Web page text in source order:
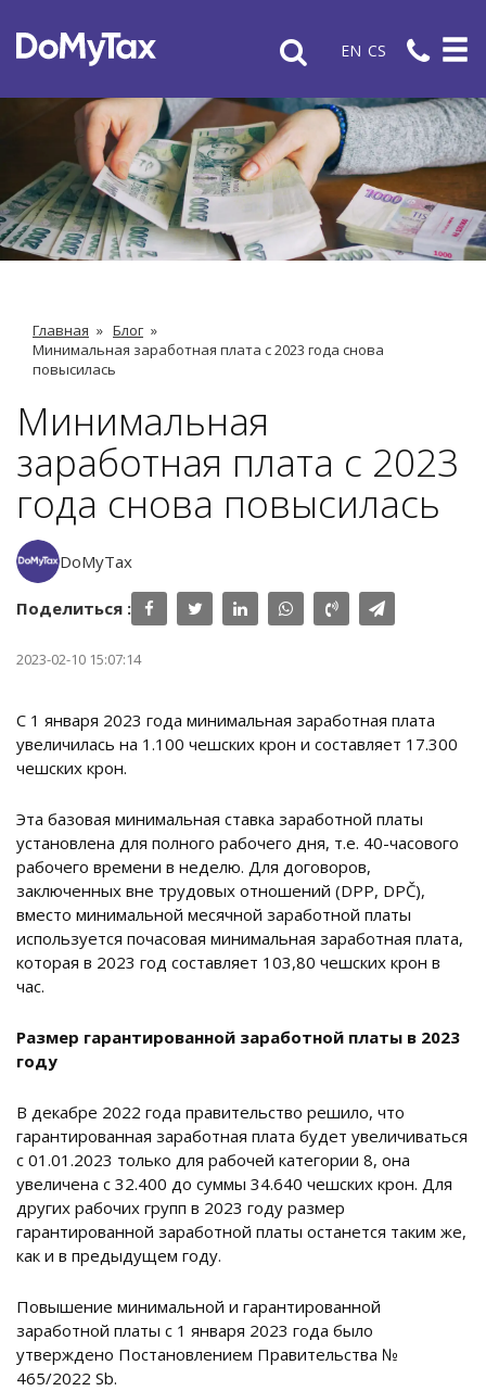
EN CS
Главная » Блог »
Минимальная заработная плата с 2023 года снова
повысилась
Минимальная
заработная плата с 2023
года снова повысилась
DoMyTax
Поделиться :
2023-02-10 15:07:14
С 1 января 2023 года минимальная заработная плата
увеличилась на 1.100 чешских крон и составляет 17.300
чешских крон.
Эта базовая минимальная ставка заработной платы
установлена ​​для полного рабочего дня, т.е. 40-часового
рабочего времени в неделю. Для договоров,
заключенных вне трудовых отношений (DPP, DPČ),
вместо минимальной месячной заработной платы
используется почасовая минимальная заработная плата,
которая в 2023 год составляет 103,80 чешских крон в
час.
Размер гарантированной заработной платы в 2023
году
В декабре 2022 года правительство решило, что
гарантированная заработная плата будет увеличиваться
с 01.01.2023 только для рабочей категории 8, она
увеличена с 32.400 до суммы 34.640 чешских крон. Для
других рабочих групп в 2023 году размер
гарантированной заработной платы останется таким же,
как и в предыдущем году.
Повышение минимальной и гарантированной
заработной платы с 1 января 2023 года было
утверждено Постановлением Правительства №
465/2022 Sb.